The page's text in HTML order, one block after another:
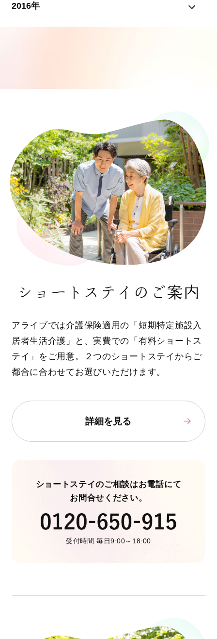
2016年
ショートステイのご案内
アライブでは介護保険適用の「短期特定施設入
居者生活介護」と、実費での「有料ショートス
テイ」をご用意。２つのショートステイからご
都合に合わせてお選びいただけます。
詳細を見る
ショートステイのご相談はお電話にて
お問合せください。
受付時間 毎日9:00～18:00